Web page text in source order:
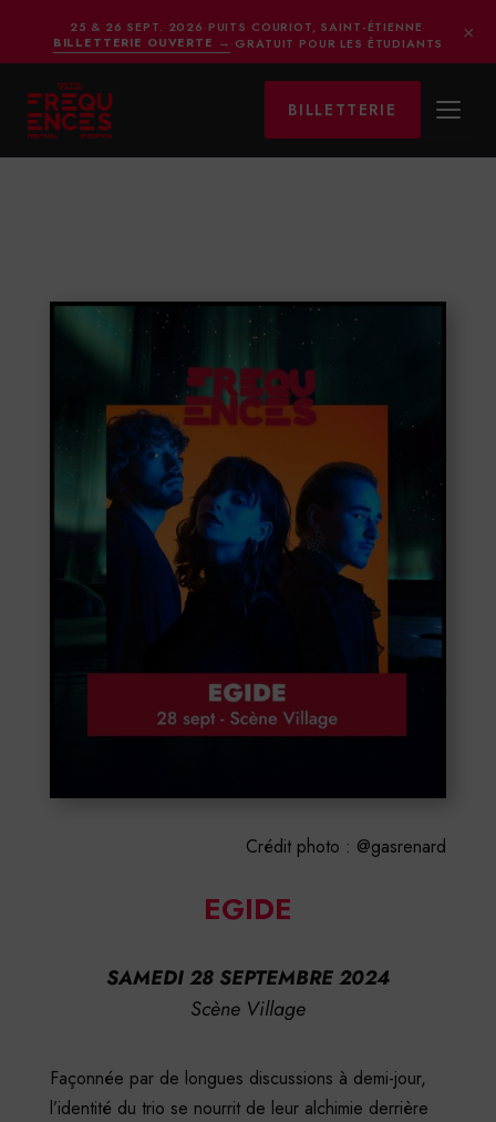
25 & 26 SEPT. 2026 · PUITS COURIOT, SAINT-ÉTIENNE·
BILLETTERIE OUVERTE → · GRATUIT POUR LES ÉTUDIANTS ×
BILLETTERIE
Crédit photo : @gasrenard
EGIDE
SAMEDI 28 SEPTEMBRE 2024
Scène Village
Façonnée par de longues discussions à demi-jour,
l’identité du trio se nourrit de leur alchimie derrière